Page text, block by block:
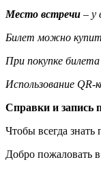
Место встречи – у
Билет можно
При покупке
Использование
Справки и запись
Чтобы всегда
Добро пожаловать